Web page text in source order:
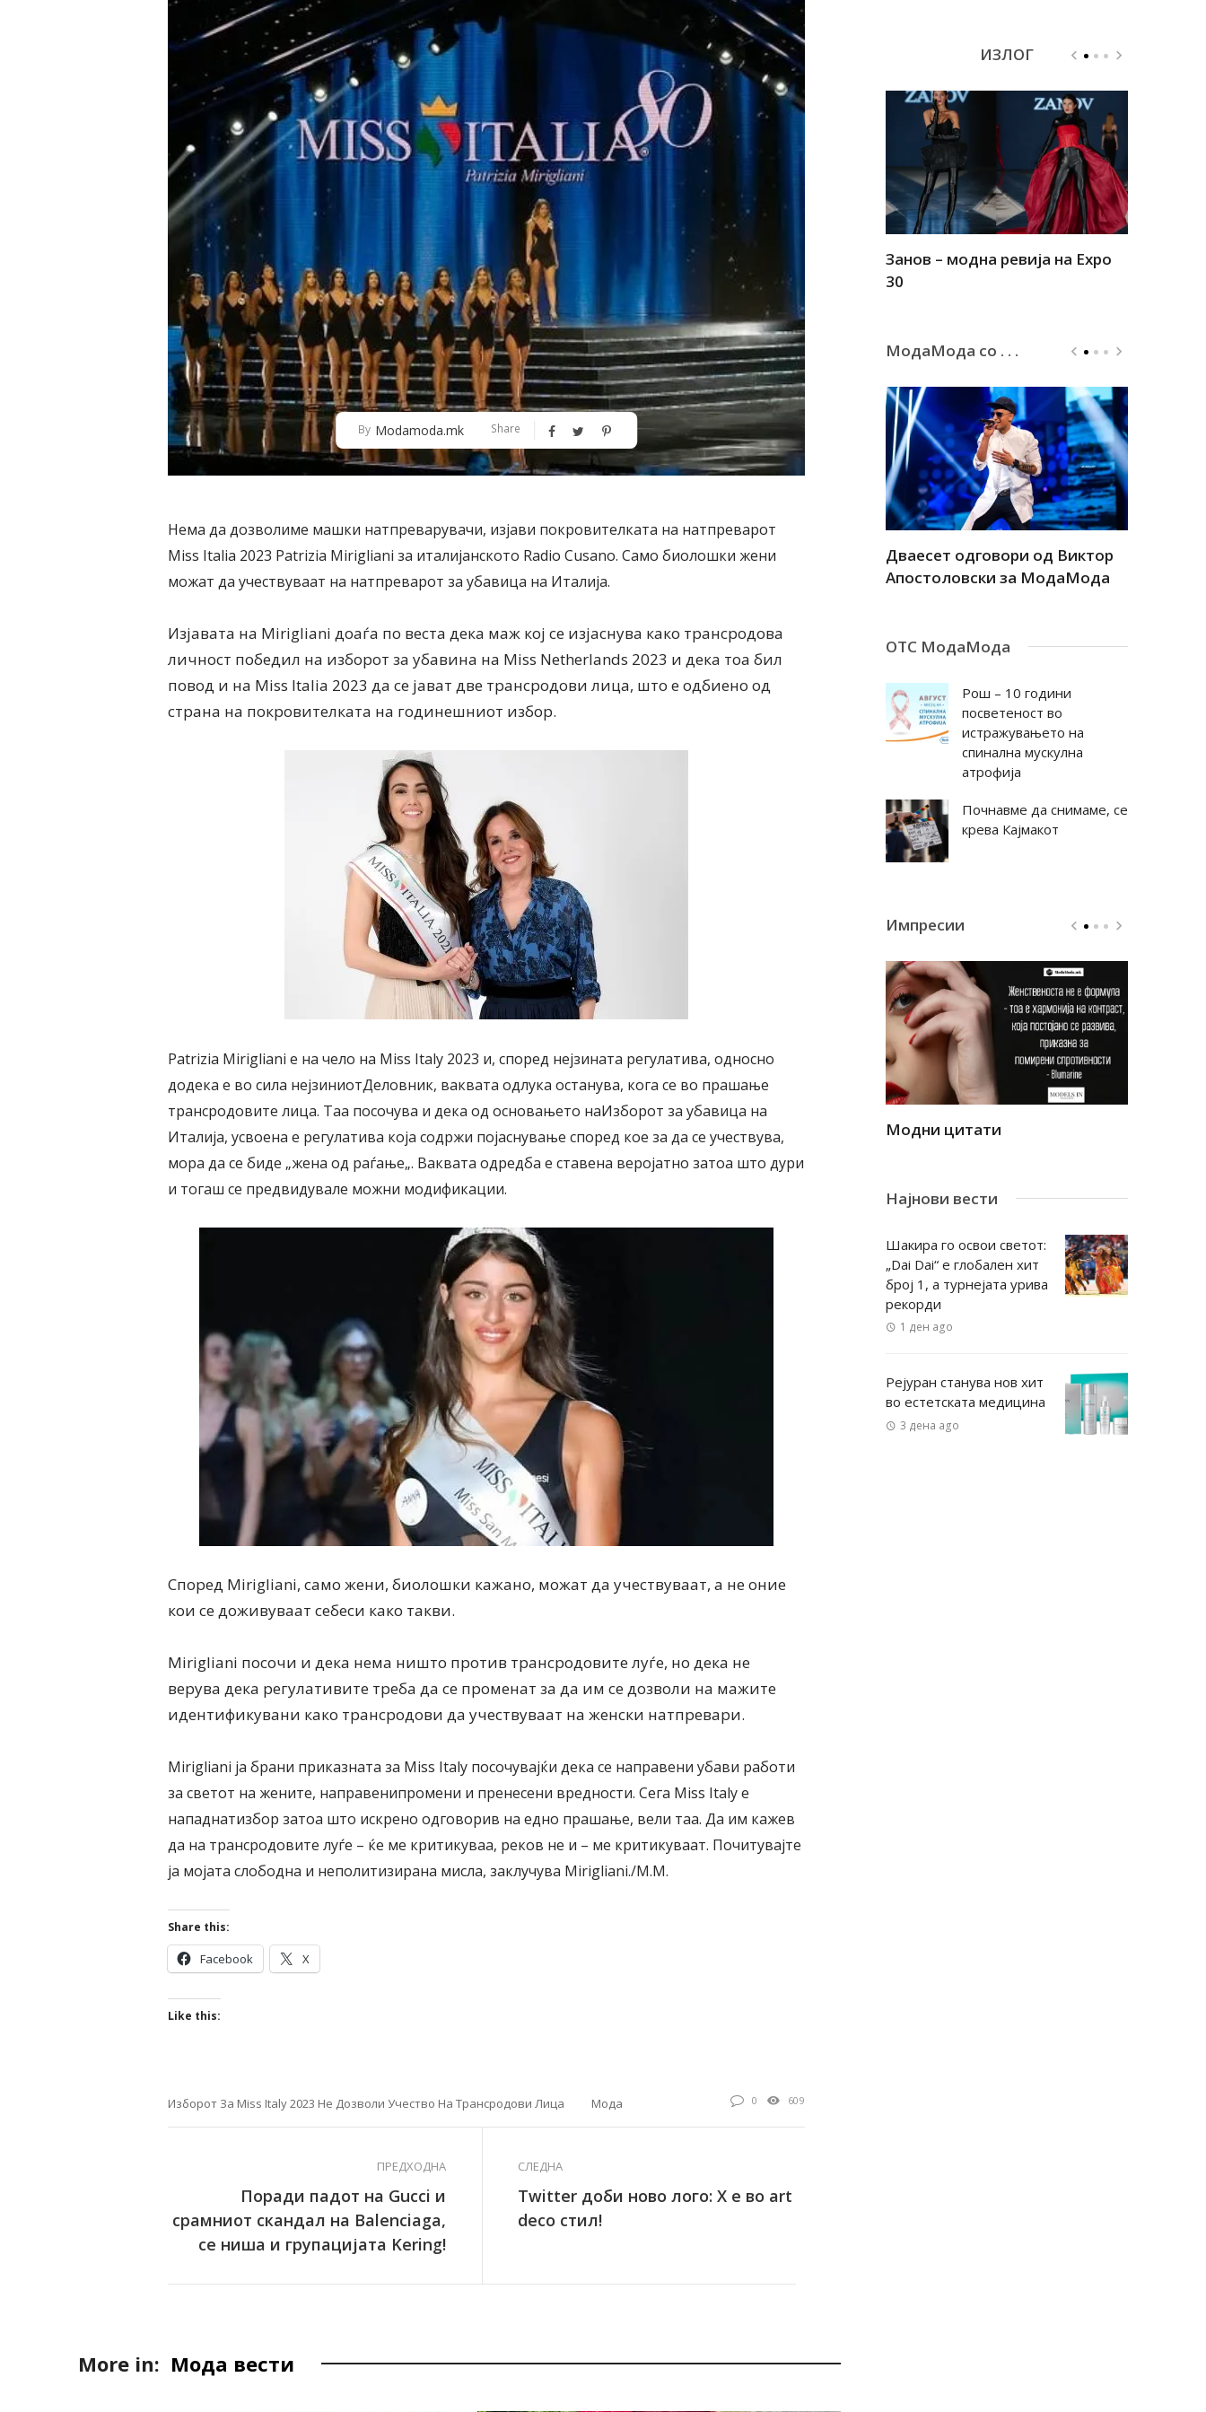
By Modamoda.mk Share
Нема да дозволиме машки натпреварувачи, изјави покровителката на натпреварот
Miss Italia 2023 Patrizia Mirigliani за италијанското Radio Cusano. Само биолошки жени
можат да учествуваат на натпреварот за убавица на Италија.
Изјавата на Mirigliani доаѓа по веста дека маж кој се изјаснува како трансродова
личност победил на изборот за убавина на Miss Netherlands 2023 и дека тоа бил
повод и на Miss Italia 2023 да се јават две трансродови лица, што е одбиено од
страна на покровителката на годинешниот избор.
Patrizia Mirigliani е на чело на Miss Italy 2023 и, според нејзината регулатива, односно
додека е во сила нејзиниотДеловник, ваквата одлука останува, кога се во прашање
трансродовите лица. Таа посочува и дека од основањето наИзборот за убавица на
Италија, усвоена е регулатива која содржи појаснување според кое за да се учествува,
мора да се биде „жена од раѓање„. Ваквата одредба е ставена веројатно затоа што дури
и тогаш се предвидувале можни модификации.
Според Mirigliani, само жени, биолошки кажано, можат да учествуваат, а не оние
кои се доживуваат себеси како такви.
Mirigliani посочи и дека нема ништо против трансродовите луѓе, но дека не
верува дека регулативите треба да се променат за да им се дозволи на мажите
идентификувани како трансродови да учествуваат на женски натпревари.
Mirigliani ја брани приказната за Miss Italy посочувајќи дека се направени убави работи
за светот на жените, направенипромени и пренесени вредности. Сега Miss Italy е
нападнатизбор затоа што искрено одговорив на едно прашање, вели таа. Да им кажев
да на трансродовите луѓе – ќе ме критикуваа, реков не и – ме критикуваат. Почитувајте
ја мојата слободна и неполитизирана мисла, заклучува Mirigliani./М.М.
Share this:
Facebook X
Like this:
Изборот За Miss Italy 2023 Не Дозволи Учество На Трансродови Лица Мода 0 609
ПРЕДХОДНА
Поради падот на Gucci и
срамниот скандал на Balenciaga,
се ниша и групацијата Kering!
СЛЕДНА
Twitter доби ново лого: X е во art
deco стил!
More in: Мода вести
ИЗЛОГ
Алшар – модна ревија на Expo
30
Филигрански обетки
Занов – модна ревија на Expo
30
МодаМода со . . .
Дваесет одговори од Милена
Антовска за МодаМода
Дваесет одговори за
Дваесет одговори од Виктор
Апостоловски за МодаМода
ОТС МодаМода
Рош – 10 години
посветеност во
истражувањето на
спинална мускулна
атрофија
Почнавме да снимаме, се
крева Кајмакот
Импресии
Модни цитати Модни цитати Модни цитати
Најнови вести
Шакира го освои светот:
„Dai Dai“ е глобален хит
број 1, а турнејата урива
рекорди
1 ден ago
Рејуран станува нов хит
во естетската медицина
3 дена ago